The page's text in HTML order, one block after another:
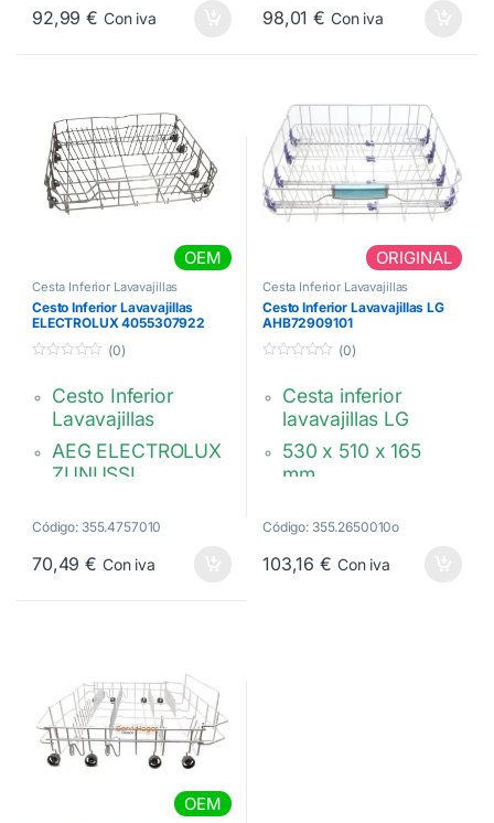
20000273
92,99€ Con iva
Color gris claro. 2
98,01€ Con iva
OEM
Cesta Inferior Lavavajillas
Cesto Inferior Lavavajillas
ELECTROLUX 4055307922
e
(0)
Cesto Inferior
Lavavajillas
AEG ELECTROLUX
ZUNUSSI
mm. Gris oscuro.
2 Raspas traseras
Código: 355.4757010
70,49€ Con iva
ORIGINAL
Cesta Inferior Lavavajillas
Cesto Inferior Lavavajillas LG
AHB72909101
e
(0)
Cesta inferior
lavavajillas LG
530 x 510 x 165
mm.
Con raspas
abatibles para 30
Código: 355.2650010o
103,16€ Con iva
OEM